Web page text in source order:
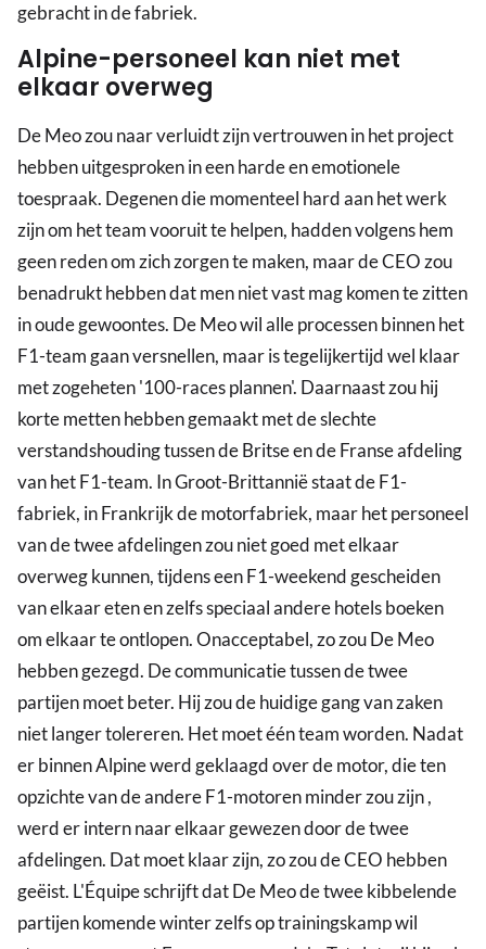
gebracht in de fabriek.
Alpine-personeel kan niet met
elkaar overweg
De Meo zou naar verluidt zijn vertrouwen in het project
hebben uitgesproken in een harde en emotionele
toespraak. Degenen die momenteel hard aan het werk
zijn om het team vooruit te helpen, hadden volgens hem
geen reden om zich zorgen te maken, maar de CEO zou
benadrukt hebben dat men niet vast mag komen te zitten
in oude gewoontes. De Meo wil alle processen binnen het
F1-team gaan versnellen, maar is tegelijkertijd wel klaar
met zogeheten '100-races plannen'. Daarnaast zou hij
korte metten hebben gemaakt met de slechte
verstandshouding tussen de Britse en de Franse afdeling
van het F1-team. In Groot-Brittannië staat de F1-
fabriek, in Frankrijk de motorfabriek, maar het personeel
van de twee afdelingen zou niet goed met elkaar
overweg kunnen, tijdens een F1-weekend gescheiden
van elkaar eten en zelfs speciaal andere hotels boeken
om elkaar te ontlopen. Onacceptabel, zo zou De Meo
hebben gezegd. De communicatie tussen de twee
partijen moet beter. Hij zou de huidige gang van zaken
niet langer tolereren. Het moet één team worden. Nadat
er binnen Alpine werd geklaagd over de motor, die ten
opzichte van de andere F1-motoren minder zou zijn ,
werd er intern naar elkaar gewezen door de twee
afdelingen. Dat moet klaar zijn, zo zou de CEO hebben
geëist. L'Équipe schrijft dat De Meo de twee kibbelende
partijen komende winter zelfs op trainingskamp wil